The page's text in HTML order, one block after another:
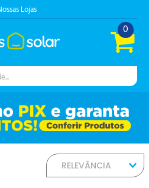
Lojas
0
RELEVÂNCIA